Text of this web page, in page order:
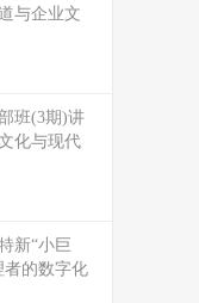
与企业文
班(3期)讲
化与现代
新“小巨
者的数字化